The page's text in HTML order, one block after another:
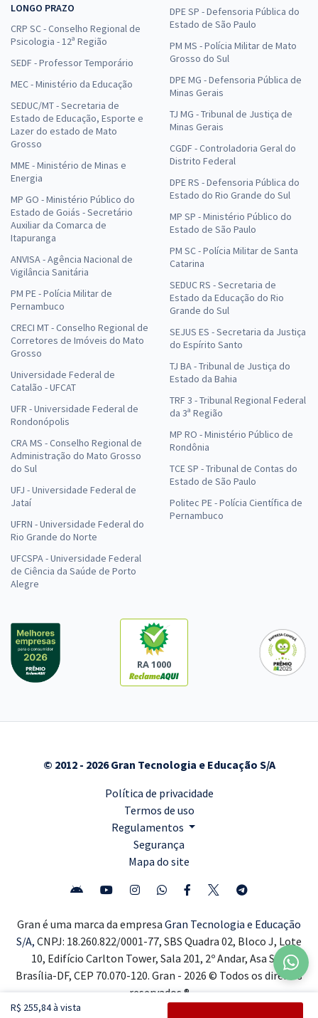
R$ 255,84 à vista
LONGO PRAZO
CRP SC - Conselho Regional de
Psicologia - 12ª Região
SEDF - Professor Temporário
MEC - Ministério da Educação
SEDUC/MT - Secretaria de
Estado de Educação, Esporte e
Lazer do estado de Mato
Grosso
MME - Ministério de Minas e
Energia
MP GO - Ministério Público do
Estado de Goiás - Secretário
Auxiliar da Comarca de
Itapuranga
ANVISA - Agência Nacional de
Vigilância Sanitária
PM PE - Polícia Militar de
Pernambuco
CRECI MT - Conselho Regional de
Corretores de Imóveis do Mato
Grosso
Universidade Federal de
Catalão - UFCAT
UFR - Universidade Federal de
Rondonópolis
CRA MS - Conselho Regional de
Administração do Mato Grosso
do Sul
UFJ - Universidade Federal de
Jataí
UFRN - Universidade Federal do
Rio Grande do Norte
UFCSPA - Universidade Federal
de Ciência da Saúde de Porto
Alegre
DPE SP - Defensoria Pública do
Estado de São Paulo
PM MS - Polícia Militar de Mato
Grosso do Sul
DPE MG - Defensoria Pública de
Minas Gerais
TJ MG - Tribunal de Justiça de
Minas Gerais
CGDF - Controladoria Geral do
Distrito Federal
DPE RS - Defensoria Pública do
Estado do Rio Grande do Sul
MP SP - Ministério Público do
Estado de São Paulo
PM SC - Polícia Militar de Santa
Catarina
SEDUC RS - Secretaria de
Estado da Educação do Rio
Grande do Sul
SEJUS ES - Secretaria da Justiça
do Espírito Santo
TJ BA - Tribunal de Justiça do
Estado da Bahia
TRF 3 - Tribunal Regional Federal
da 3ª Região
MP RO - Ministério Público de
Rondônia
TCE SP - Tribunal de Contas do
Estado de São Paulo
Politec PE - Polícia Científica de
Pernambuco
RA 1000
© 2012 - 2026 Gran Tecnologia e Educação S/A
Política de privacidade
Termos de uso
Regulamentos
Segurança
Mapa do site
Gran é uma marca da empresa Gran Tecnologia e Educação
S/A, CNPJ: 18.260.822/0001-77, SBS Quadra 02, Bloco J, Lote
10, Edifício Carlton Tower, Sala 201, 2º Andar, Asa Sul,
Brasília-DF, CEP 70.070-120. Gran - 2026 © Todos os direitos
reservados ®